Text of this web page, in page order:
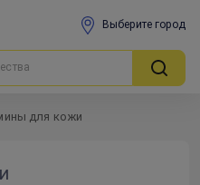
Выберите город
для кожи